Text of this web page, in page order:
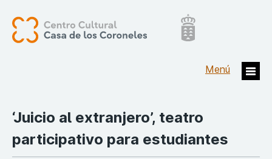
‘Juicio al extranjero’, teatro
participativo para estudiantes